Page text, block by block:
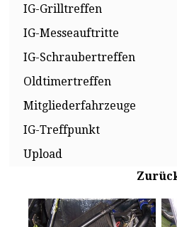
IG-Grilltreffen
IG-Messeauftritte
IG-Schraubertreffen
Oldtimertreffen
Mitgliederfahrzeuge
IG-Treffpunkt
Upload